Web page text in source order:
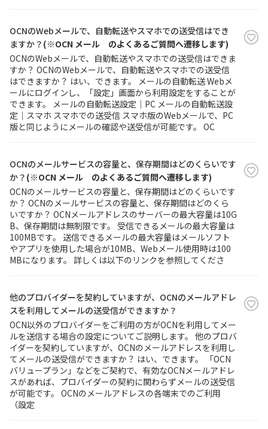
OCNのWebメールで、自動転送やスマホでの送受信はでき
ますか？ (※OCN メール のよくあるご質問へ遷移します)
OCNのWebメールで、自動転送やスマホでの送受信はできま
すか？ OCNのWebメールで、自動転送やスマホでの送受信
はできますか？ はい、できます。 メールの自動転送 Webメ
ールにログインし、「設定」画面から利用設定をすることが
できます。 メールの自動転送設定｜PC メールの自動転送設
定｜スマホ スマホでの送受信 スマホ版のWebメールで、PC
版と同じようにメールの確認や送受信が可能です。 OC
OCNのメールサービスの容量と、保存期間はどのくらいです
か？ (※OCN メール のよくあるご質問へ遷移します)
OCNのメールサービスの容量と、保存期間はどのくらいです
か？ OCNのメールサービスの容量と、保存期間はどのくら
いですか？ OCNメールアドレスのサーバーの最大容量は10G
B、保存期間は無制限です。 受信できるメールの最大容量は
100MBです。 送信できるメールの最大容量はメールソフト
やアプリを使用した場合が10MB、Webメール使用時は100
MBになります。 詳しくは以下のリンクを参照してくださ
他のプロバイダーを契約していますが、OCNのメールアドレ
スを利用してメールの送受信ができますか？
OCN以外のプロバイダーをご利用の方がOCNを利用してメー
ルを送信する場合の設定についてご説明します。 他のプロバ
イダーを契約していますが、OCNのメールアドレスを利用し
てメールの送受信ができますか？ はい、できます。 「OCN
バリュープラン」などをご契約で、有効なOCNメールアドレ
スがあれば、プロバイダーの契約に関わらずメールの送受信
が可能です。 OCNのメールアドレスの各端末でのご利用
（設定